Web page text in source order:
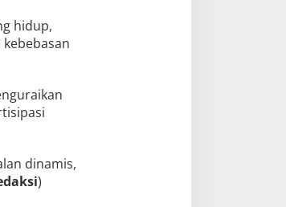
hidup,
dinamis,
)